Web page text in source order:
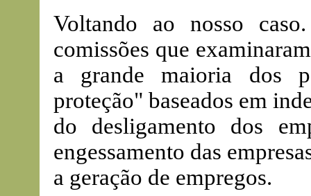
Voltando ao nosso
comissões que
a grande maioria dos
proteção" baseados em
do desligamento dos
engessamento das
a geração de empregos.